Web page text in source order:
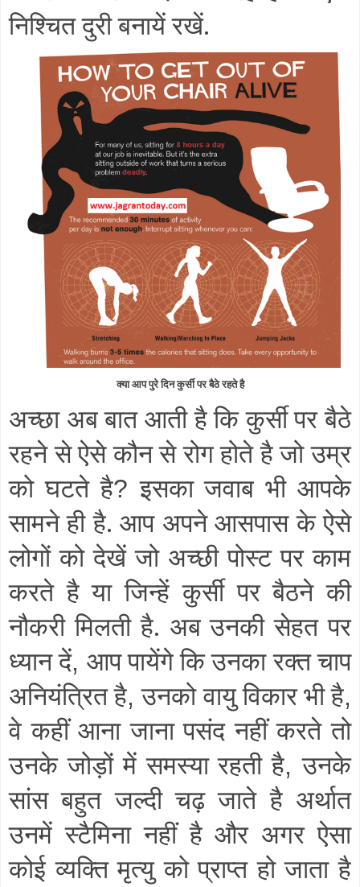
निश्चित दुरी बनायें रखें.
क्या आप पुरे दिन कुर्सी पर बैठे रहते है
अच्छा अब बात आती है कि कुर्सी पर बैठे
रहने से ऐसे कौन से रोग होते है जो उम्र
को घटते है?इसका जवाब भी आपके
सामने ही है. आप अपने आसपास के ऐसे
लोगों को देखें जो अच्छी पोस्ट पर काम
करते है या जिन्हें कुर्सी पर बैठने की
नौकरी मिलती है. अब उनकी सेहत पर
ध्यान दें, आप पायेंगे कि उनका रक्तचाप
अनियंत्रित है,उनको वायु विकार भी है,
वे कहीं आना जाना पसंद नहीं करते तो
उनके जोड़ों में समस्या रहती है,उनके
सांस बहुत जल्दी चढ़ जाते है अर्थात
उनमें स्टैमिना नहीं है और अगर ऐसा
कोई व्यक्ति मृत्यु को प्राप्त हो जाता है